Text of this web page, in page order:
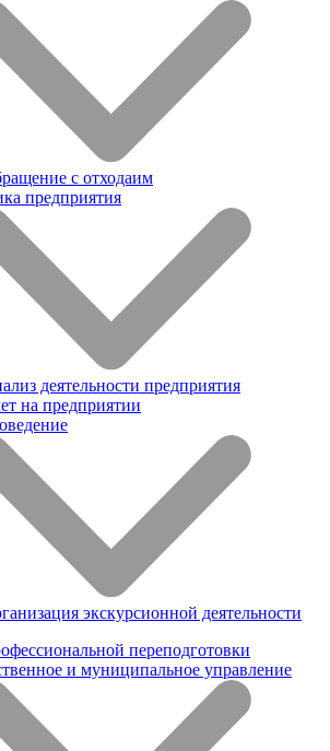
с отходаим
предприятия
деятельности предприятия
на предприятии
экскурсионной деятельности
переподготовки
и муниципальное управление